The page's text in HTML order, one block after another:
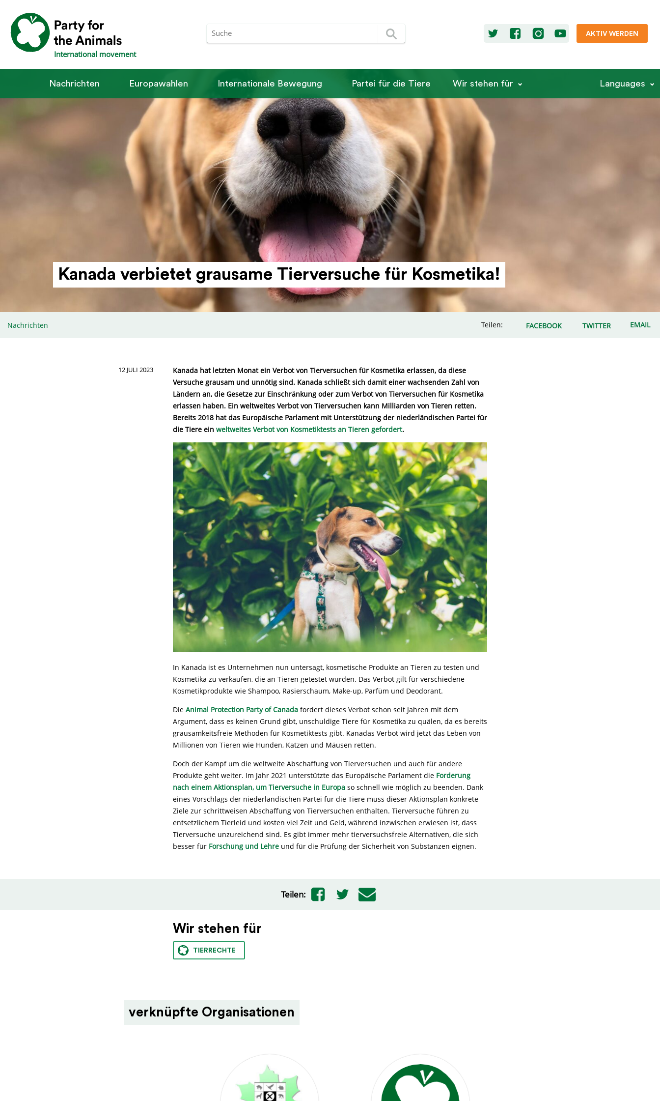
International movement
AKTIV WERDEN
Nachrichten Europawahlen Internationale Bewegung Partei für die Tiere Wir stehen für Languages
Kanada verbietet grausame Tier­ver­suche für Kosmetika!
Nachrichten Teilen: FACEBOOK TWITTER EMAIL
12 JULI 2023
Kanada hat letzten Monat ein Verbot von Tierversuchen für Kosmetika erlassen, da diese
Versuche grausam und unnötig sind. Kanada schließt sich damit einer wachsenden Zahl von
Ländern an, die Gesetze zur Einschränkung oder zum Verbot von Tierversuchen für Kosmetika
erlassen haben. Ein weltweites Verbot von Tierversuchen kann Milliarden von Tieren retten.
Bereits 2018 hat das Europäische Parlament mit Unterstützung der niederländischen Partei für
die Tiere ein weltweites Verbot von Kosmetiktests an Tieren gefordert.
In Kanada ist es Unternehmen nun untersagt, kosmetische Produkte an Tieren zu testen und
Kosmetika zu verkaufen, die an Tieren getestet wurden. Das Verbot gilt für verschiedene
Kosmetikprodukte wie Shampoo, Rasierschaum, Make-up, Parfüm und Deodorant.
Die Animal Protection Party of Canada fordert dieses Verbot schon seit Jahren mit dem
Argument, dass es keinen Grund gibt, unschuldige Tiere für Kosmetika zu quälen, da es bereits
grausamkeitsfreie Methoden für Kosmetiktests gibt. Kanadas Verbot wird jetzt das Leben von
Millionen von Tieren wie Hunden, Katzen und Mäusen retten.
Doch der Kampf um die weltweite Abschaffung von Tierversuchen und auch für andere
Produkte geht weiter. Im Jahr 2021 unterstützte das Europäische Parlament die Forderung
nach einem Aktionsplan, um Tierversuche in Europa so schnell wie möglich zu beenden. Dank
eines Vorschlags der niederländischen Partei für die Tiere muss dieser Aktionsplan konkrete
Ziele zur schrittweisen Abschaffung von Tierversuchen enthalten. Tierversuche führen zu
entsetzlichem Tierleid und kosten viel Zeit und Geld, während inzwischen erwiesen ist, dass
Tierversuche unzureichend sind. Es gibt immer mehr tierversuchsfreie Alternativen, die sich
besser für Forschung und Lehre und für die Prüfung der Sicherheit von Substanzen eignen.
Teilen:
Wir stehen für
TIERRECHTE
verknüpfte Organisationen